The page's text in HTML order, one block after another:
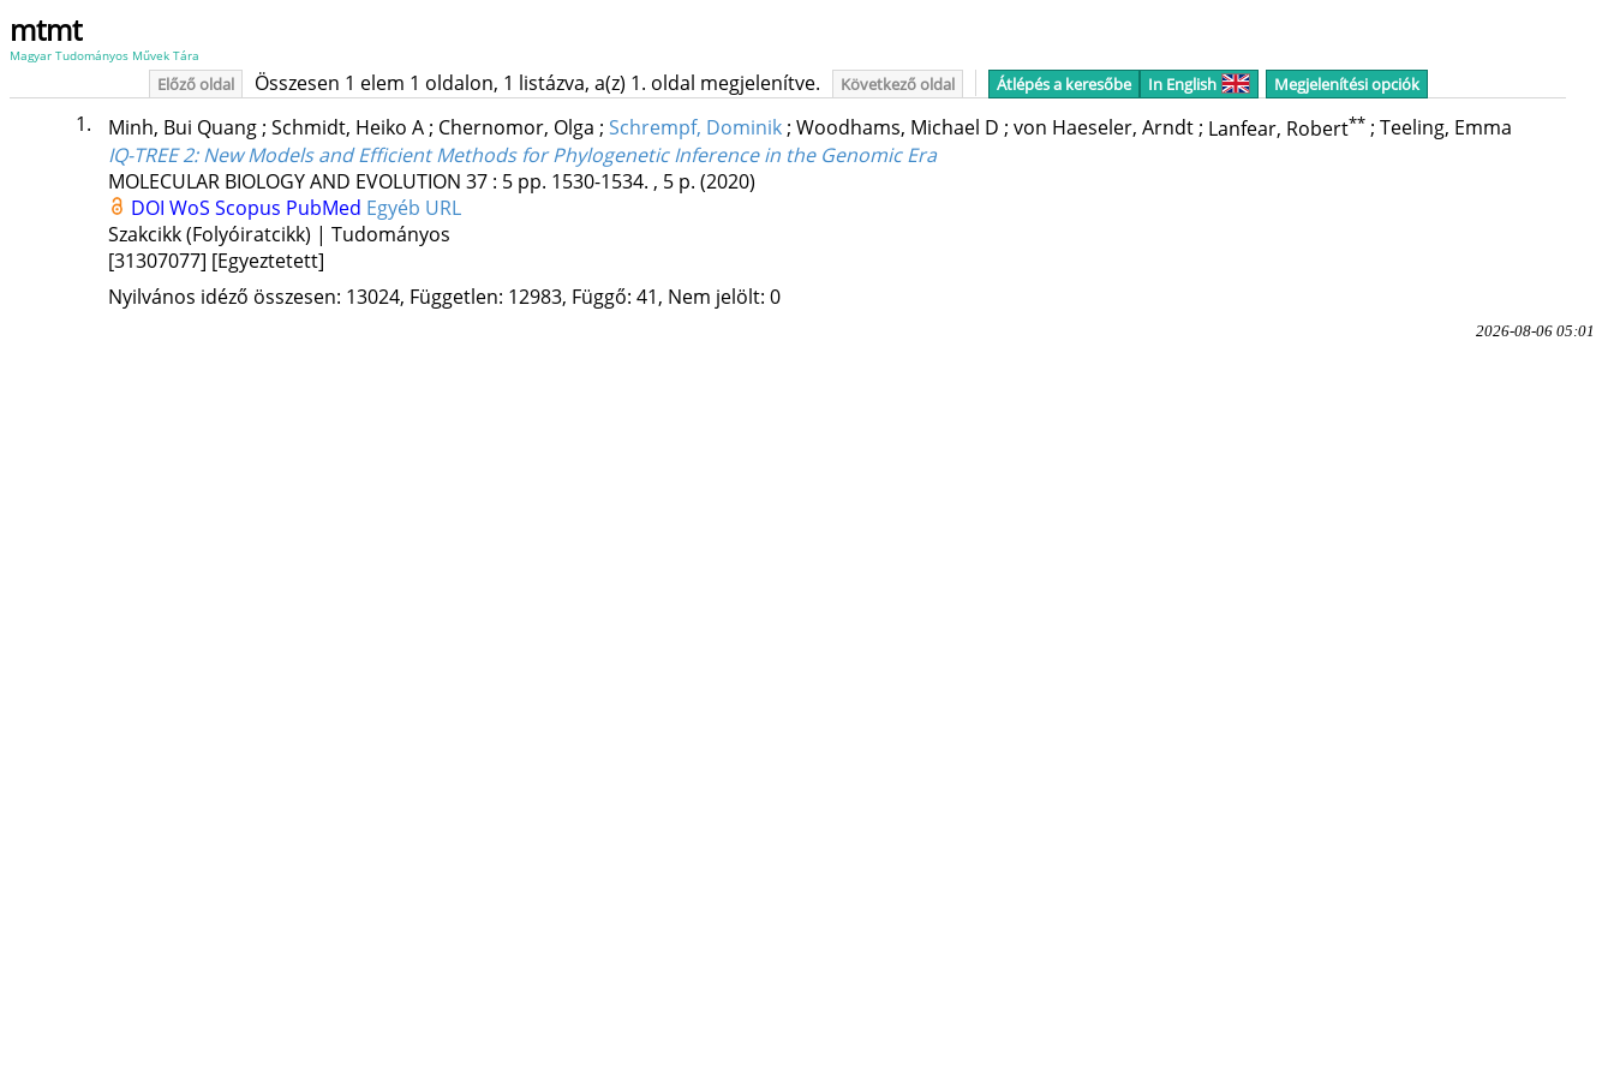
mtmt
Magyar Tudományos Művek Tára
Előző oldal Összesen 1 elem 1 oldalon, 1 listázva, a(z) 1. oldal megjelenítve. Következő oldal Átlépés a keresőbe In English Megjelenítési opciók
1. Minh, Bui Quang; Schmidt, Heiko A; Chernomor, Olga ; Schrempf, Dominik; Woodhams, Michael D ; von Haeseler, Arndt; Lanfear, Robert** ; Teeling, Emma
IQ-TREE 2: New Models and Efficient Methods for Phylogenetic Inference in the Genomic Era
MOLECULAR BIOLOGY AND EVOLUTION 37: 5 pp. 1530-1534. , 5 p. (2020)
DOI WoS Scopus PubMed Egyéb URL
Szakcikk (Folyóiratcikk) | Tudományos
[31307077] [Egyeztetett]
Nyilvános idéző összesen: 13024, Független: 12983, Függő: 41, Nem jelölt: 0
2026-08-06 05:01